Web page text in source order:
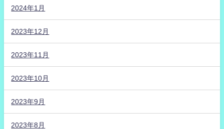
2024年1月
2023年12月
2023年11月
2023年10月
2023年9月
2023年8月